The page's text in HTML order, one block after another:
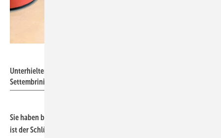
Unterhielten sich in der Garant Zentrale: Arno Kloep (links), Sabina
Settembrini und Meinolf Buschmann.
Sie haben bereits viele Jahre Erfahrung mit dem Thema ERFA. Was
ist der Schlüssel für einen erfolgreichen Erfahrungsaustausch?